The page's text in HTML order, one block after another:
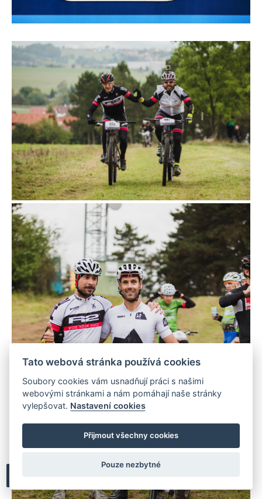
Tato webová stránka používá cookies
Soubory cookies vám usnadňují práci s našimi
webovými stránkami a nám pomáhají naše stránky
vylepšovat. Nastavení cookies
Přijmout všechny cookies
Pouze nezbytné